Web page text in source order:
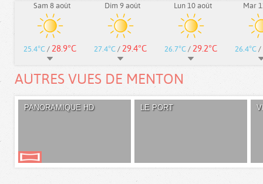
Sam 8 août
25.4°C / 28.9°C
Dim 9 août
27.4°C / 29.4°C
Lun 10 août
26.7°C / 29.2°C
Mar
26.4°C /
AUTRES VUES DE MENTON
PANORAMIQUE HD LE PORT